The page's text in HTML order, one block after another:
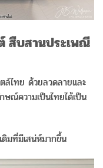
สืบสานประเพณี
ล์ไทย ด้วยลวดลายและ
ณ์ความเป็นไทยได้เป็น
มที่มีเสน่ห์มากขึ้น